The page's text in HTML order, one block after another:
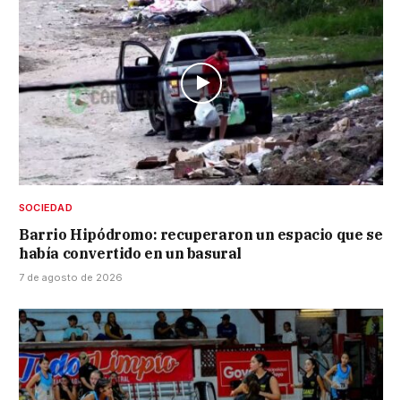
SOCIEDAD
Barrio Hipódromo: recuperaron un espacio que se
había convertido en un basural
7 de agosto de 2026